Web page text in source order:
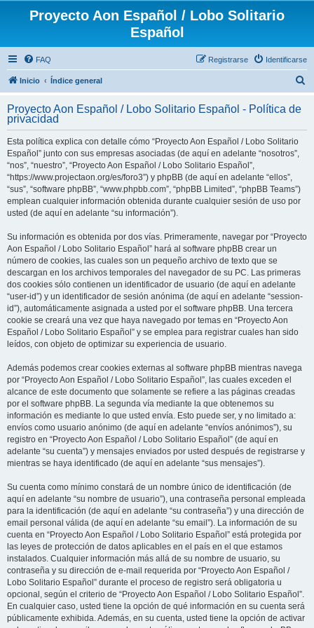
Proyecto Aon Español / Lobo Solitario
Español
FAQ Identificarse
Registrarse
Inicio Índice general
c
Proyecto Aon Español / Lobo Solitario Español - Política de
privacidad
Esta política explica con detalle cómo “Proyecto Aon Español / Lobo Solitario
Español” junto con sus empresas asociadas (de aquí en adelante “nosotros”,
“nos”, “nuestro”, “Proyecto Aon Español / Lobo Solitario Español”,
“https://www.projectaon.org/es/foro3”) y phpBB (de aquí en adelante “ellos”,
“sus”, “software phpBB”, “www.phpbb.com”, “phpBB Limited”, “phpBB Teams”)
emplean cualquier información obtenida durante cualquier sesión de uso por
usted (de aquí en adelante “su información”).
Su información es obtenida por dos vías. Primeramente, navegar por “Proyecto
Aon Español / Lobo Solitario Español” hará al software phpBB crear un
número de cookies, las cuales son un pequeño archivo de texto que se
descargan en los archivos temporales del navegador de su PC. Las primeras
dos cookies sólo contienen un identificador de usuario (de aquí en adelante
“user-id”) y un identificador de sesión anónima (de aquí en adelante “session-
id”), automáticamente asignada a usted por el software phpBB. Una tercera
cookie se creará una vez que haya navegado por temas en “Proyecto Aon
Español / Lobo Solitario Español” y se emplea para registrar cuales han sido
leídos, con objeto de optimizar su experiencia de usuario.
Además podemos crear cookies externas al software phpBB mientras navega
por “Proyecto Aon Español / Lobo Solitario Español”, las cuales exceden el
alcance de este documento que solamente se refiere a las páginas creadas
por el software phpBB. La segunda vía mediante la que obtenemos su
información es mediante lo que usted envía. Esto puede ser, y no limitado a:
envíos como usuario anónimo (de aquí en adelante “envíos anónimos”), su
registro en “Proyecto Aon Español / Lobo Solitario Español” (de aquí en
adelante “su cuenta”) y mensajes enviados por usted después de registrarse y
mientras se haya identificado (de aquí en adelante “sus mensajes”).
Su cuenta como mínimo constará de un nombre único de identificación (de
aquí en adelante “su nombre de usuario”), una contraseña personal empleada
para la identificación (de aquí en adelante “su contraseña”) y una dirección de
email personal válida (de aquí en adelante “su email”). La información de su
cuenta en “Proyecto Aon Español / Lobo Solitario Español” está protegida por
las leyes de protección de datos aplicables en el país en el que estamos
instalados. Cualquier información más allá de su nombre de usuario, su
contraseña y su dirección de e-mail requerida por “Proyecto Aon Español /
Lobo Solitario Español” durante el proceso de registro será obligatoria u
opcional, según el criterio de “Proyecto Aon Español / Lobo Solitario Español”.
En cualquier caso, usted tiene la opción de qué información en su cuenta será
públicamente exhibida. Además, en su cuenta, usted tiene la opción de activar